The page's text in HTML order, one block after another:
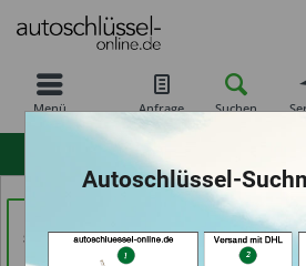
Menü Anfrage Suchen
Schlüsseldienst GmbH
(in Freiburg)
Schuh und
Schlüsseldienst
Schutte im
Autoschlüssel-